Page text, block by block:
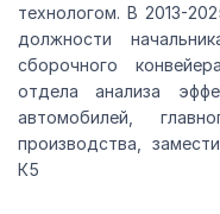
технологом. В 2013-
должности
сборочного
отдела анализа
автомобилей,
производства,
К5